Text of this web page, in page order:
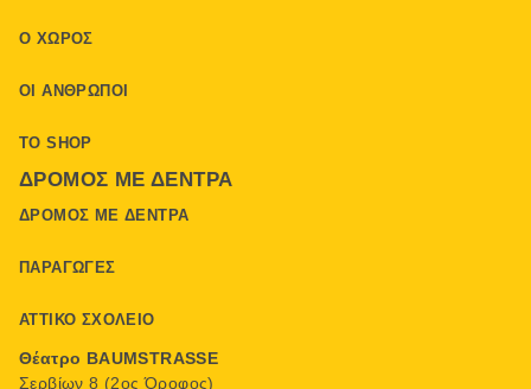
Ο ΧΏΡΟΣ
ΟΙ ΆΝΘΡΩΠΟΙ
ΤΟ SHOP
ΔΡΌΜΟΣ ΜΕ ΔΈΝΤΡΑ
ΔΡΌΜΟΣ ΜΕ ΔΈΝΤΡΑ
ΠΑΡΑΓΩΓΈΣ
ΑΤΤΙΚΌ ΣΧΟΛΕΊΟ
Θέατρο BAUMSTRASSE
Σερβίων 8 (2ος Όροφος)